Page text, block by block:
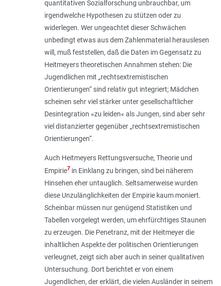
quantitativen Sozialforschung unbrauchbar, um
irgendwelche Hypothesen zu stützen oder zu
widerlegen. Wer ungeachtet dieser Schwächen
unbedingt etwas aus dem Zahlenmaterial herauslesen
will, muß feststellen, daß die Daten im Gegensatz zu
Heitmeyers theoretischen Annahmen stehen: Die
Jugendlichen mit „rechtsextremistischen
Orientierungen“ sind relativ gut integriert; Mädchen
scheinen sehr viel stärker unter gesellschaftlicher
Desintegration »zu leiden« als Jungen, sind aber sehr
viel distanzierter gegenüber „rechtsextremistischen
Orientierungen“.
Auch Heitmeyers Rettungsversuche, Theorie und
Empirie7in Einklang zu bringen, sind bei näherem
Hinsehen eher untauglich. Seltsamerweise wurden
diese Unzulänglichkeiten der Empirie kaum moniert.
Scheinbar müssen nur genügend Statistiken und
Tabellen vorgelegt werden, um ehrfürchtiges Staunen
zu erzeugen. Die Penetranz, mit der Heitmeyer die
inhaltlichen Aspekte der politischen Orientierungen
verleugnet, zeigt sich aber auch in seiner qualitativen
Untersuchung. Dort berichtet er von einem
Jugendlichen, der erklärt, die vielen Ausländer in seinem